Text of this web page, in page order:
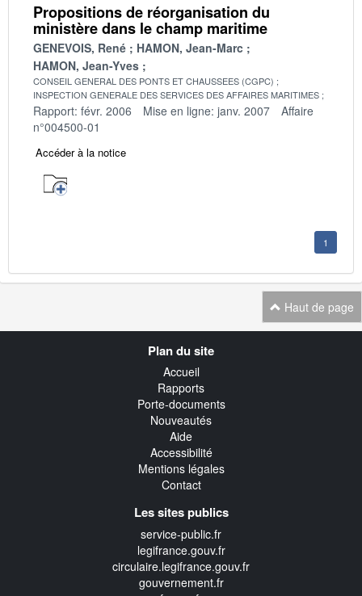
Propositions de réorganisation du
ministère dans le champ maritime
GENEVOIS, René
HAMON, Jean-Marc
HAMON, Jean-Yves
CONSEIL GENERAL DES PONTS ET CHAUSSEES (CGPC)
INSPECTION GENERALE DES SERVICES DES AFFAIRES MARITIMES
Rapport: févr. 2006 Mise en ligne: janv. 2007
Affaire
n°004500-01
Accéder à la notice
1
Haut de page
Plan du site
Accueil
Rapports
Porte-documents
Nouveautés
Aide
Accessibilité
Mentions légales
Contact
Les sites publics
service-public.fr
legifrance.gouv.fr
circulaire.legifrance.gouv.fr
gouvernement.fr